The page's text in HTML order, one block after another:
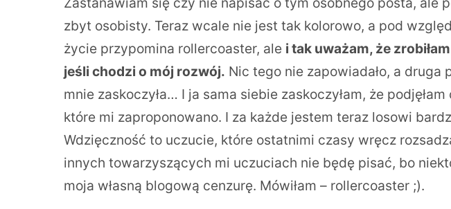
zbyt osobisty. Teraz wcale nie jest tak kolorowo, a pod
życie przypomina rollercoaster, ale i tak uważam, że
jeśli chodzi o mój rozwój. Nic tego nie zapowiadało, a druga
mnie zaskoczyła… I ja sama siebie zaskoczyłam, że
które mi zaproponowano. I za każde jestem teraz losowi
Wdzięczność to uczucie, które ostatnimi czasy wręcz
innych towarzyszących mi uczuciach nie będę pisać, bo
moja własną blogową cenzurę. Mówiłam – rollercoaster ;).